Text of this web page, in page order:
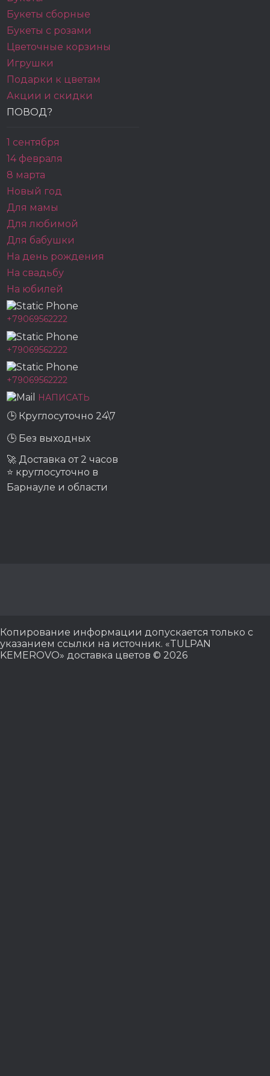
Букеты сборные
Букеты с розами
Цветочные корзины
Игрушки
Подарки к цветам
Акции и скидки
ПОВОД?
1 сентября
14 февраля
8 марта
Новый год
Для мамы
Для любимой
Для бабушки
На день рождения
На свадьбу
На юбилей
+79069562222
+79069562222
+79069562222
НАПИСАТЬ
🕒 Круглосуточно 24\7
🕒 Без выходных
🚀 Доставка от 2 часов
⭐ круглосуточно в
Барнауле и области
Копирование информации допускается только с
указанием ссылки на источник. «TULPAN
KEMEROVO» доставка цветов © 2026